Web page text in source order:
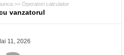
>> Operatori calculator
vanzatorul
11, 2026